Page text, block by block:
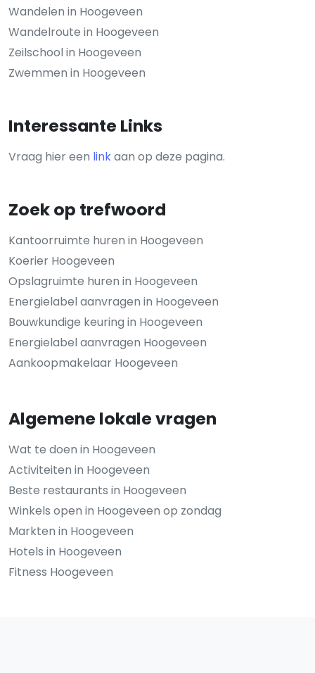
Wandelen in Hoogeveen
Wandelroute in Hoogeveen
Zeilschool in Hoogeveen
Zwemmen in Hoogeveen
Interessante Links
Vraag hier een linkaan op deze pagina.
Zoek op trefwoord
Kantoorruimte huren in Hoogeveen
Koerier Hoogeveen
Opslagruimte huren in Hoogeveen
Energielabel aanvragen in Hoogeveen
Bouwkundige keuring in Hoogeveen
Energielabel aanvragen Hoogeveen
Aankoopmakelaar Hoogeveen
Algemene lokale vragen
Wat te doen in Hoogeveen
Activiteiten in Hoogeveen
Beste restaurants in Hoogeveen
Winkels open in Hoogeveen op zondag
Markten in Hoogeveen
Hotels in Hoogeveen
Fitness Hoogeveen